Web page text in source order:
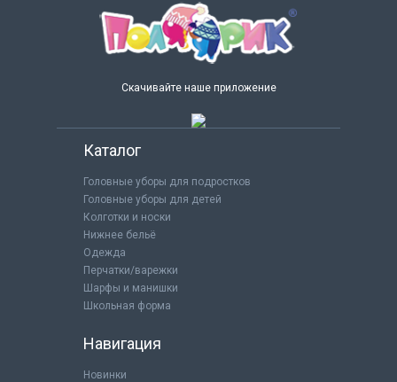
Скачивайте наше приложение
Каталог
Головные уборы для подростков
Головные уборы для детей
Колготки и носки
Нижнее бельё
Одежда
Перчатки/варежки
Шарфы и манишки
Школьная форма
Навигация
Новинки